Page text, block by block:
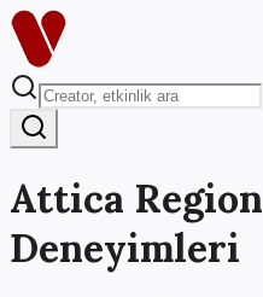
Attica Region
Deneyimleri